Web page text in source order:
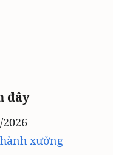
đây
2026
xưởng